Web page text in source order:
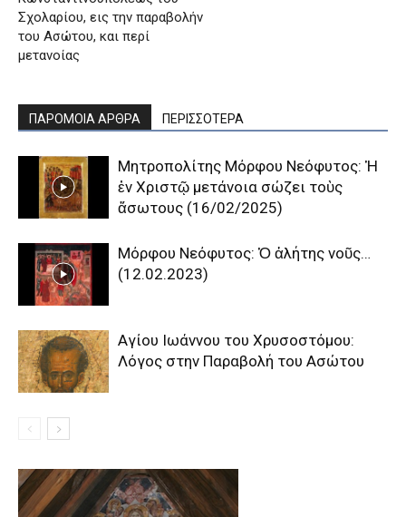
Σχολαρίου, εις την παραβολήν
του Ασώτου, και περί
μετανοίας
ΠΑΡΟΜΟΙΑ ΑΡΘΡΑ ΠΕΡΙΣΣΟΤΕΡΑ
Μητροπολίτης Μόρφου Νεόφυτος: Ἡ
ἐν Χριστῷ μετάνοια σώζει τοὺς
ἄσωτους (16/02/2025)
Μόρφου Νεόφυτος: Ὁ ἀλήτης νοῦς…
(12.02.2023)
Αγίου Ιωάννου του Χρυσοστόμου:
Λόγος στην Παραβολή του Ασώτου